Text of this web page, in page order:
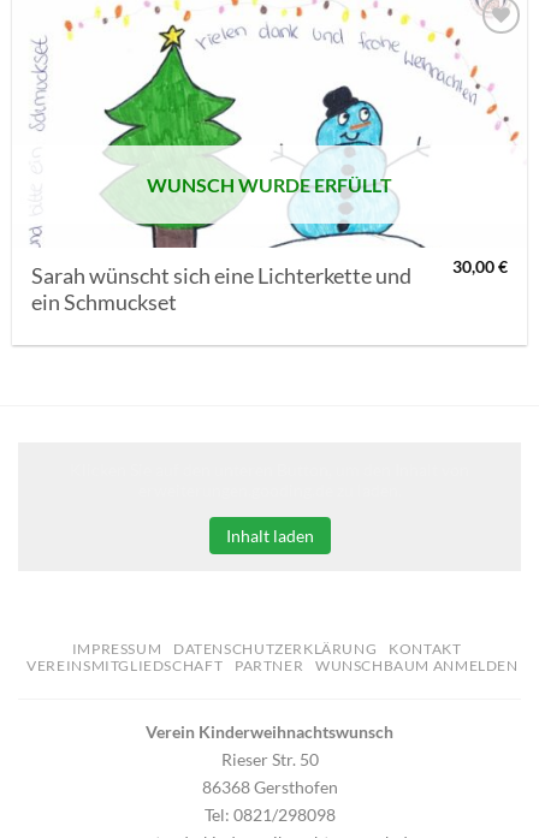
AUF MEINE
MERKLISTE
SETZEN
WUNSCH WURDE ERFÜLLT
Sarah wünscht sich eine Lichterkette und
ein Schmuckset
30,00€
Inhalt laden
IMPRESSUM DATENSCHUTZERKLÄRUNG
KONTAKT
VEREINSMITGLIEDSCHAFT
PARTNER WUNSCHBAUM ANMELDEN
Verein Kinderweihnachtswunsch
Rieser Str. 50
86368 Gersthofen
Tel: 0821/298098